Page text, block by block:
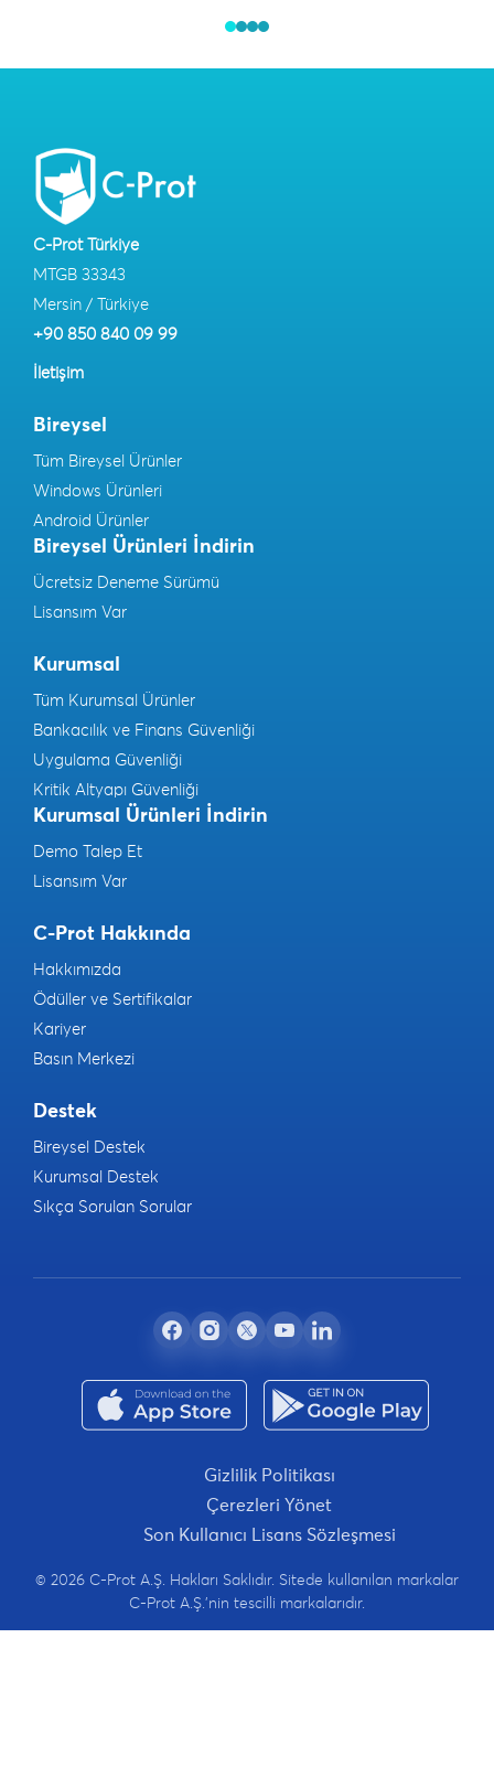
C-Prot Türkiye
MTGB 33343
Mersin / Türkiye
+90 850 840 09 99
İletişim
Bireysel
Tüm Bireysel Ürünler
Windows Ürünleri
Android Ürünler
Bireysel Ürünleri İndirin
Ücretsiz Deneme Sürümü
Lisansım Var
Kurumsal
Tüm Kurumsal Ürünler
Bankacılık ve Finans Güvenliği
Uygulama Güvenliği
Kritik Altyapı Güvenliği
Kurumsal Ürünleri İndirin
Demo Talep Et
Lisansım Var
C-Prot Hakkında
Hakkımızda
Ödüller ve Sertifikalar
Kariyer
Basın Merkezi
Destek
Bireysel Destek
Kurumsal Destek
Sıkça Sorulan Sorular
Gizlilik Politikası
Çerezleri Yönet
Son Kullanıcı Lisans Sözleşmesi
© 2026 C-Prot A.Ş. Hakları Saklıdır. Sitede kullanılan markalar
C-Prot A.Ş.'nin tescilli markalarıdır.